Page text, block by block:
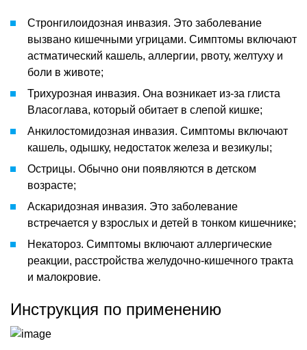
Стронгилоидозная инвазия. Это заболевание
вызвано кишечными угрицами. Симптомы включают
астматический кашель, аллергии, рвоту, желтуху и
боли в животе;
Трихурозная инвазия. Она возникает из-за глиста
Власоглава, который обитает в слепой кишке;
Анкилостомидозная инвазия. Симптомы включают
кашель, одышку, недостаток железа и везикулы;
Острицы. Обычно они появляются в детском
возрасте;
Аскаридозная инвазия. Это заболевание
встречается у взрослых и детей в тонком кишечнике;
Некатороз. Симптомы включают аллергические
реакции, расстройства желудочно-кишечного тракта
и малокровие.
Инструкция по применению